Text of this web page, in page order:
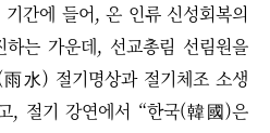
간에 들어, 온 인류 신성회복의
는 가운데, 선교총림 선림원을
水) 절기명상과 절기체조 소생
, 절기 강연에서 “한국(韓國)은